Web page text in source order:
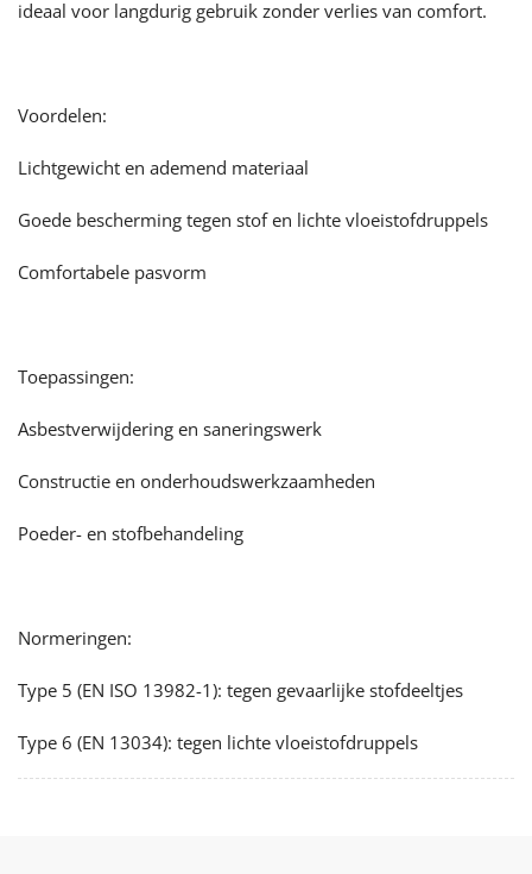
ideaal voor langdurig gebruik zonder verlies van comfort.
Voordelen:
Lichtgewicht en ademend materiaal
Goede bescherming tegen stof en lichte vloeistofdruppels
Comfortabele pasvorm
Toepassingen:
Asbestverwijdering en saneringswerk
Constructie en onderhoudswerkzaamheden
Poeder- en stofbehandeling
Normeringen:
Type 5 (EN ISO 13982-1): tegen gevaarlijke stofdeeltjes
Type 6 (EN 13034): tegen lichte vloeistofdruppels